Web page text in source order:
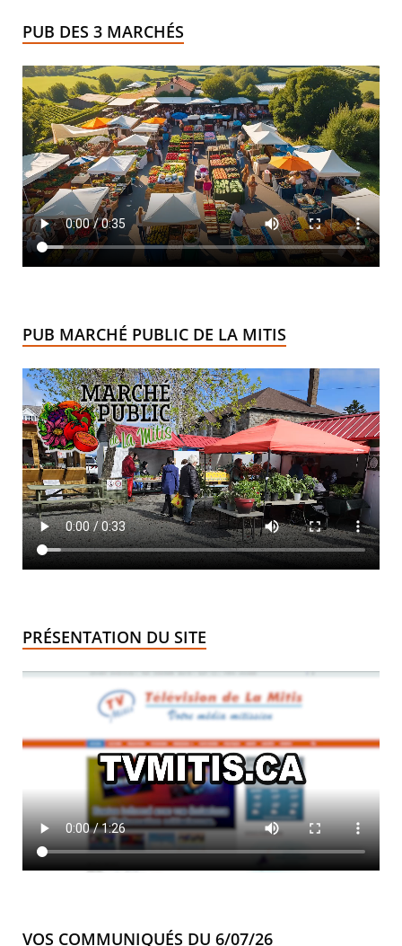
PUB DES 3 MARCHÉS
PUB MARCHÉ PUBLIC DE LA MITIS
PRÉSENTATION DU SITE
VOS COMMUNIQUÉS DU 6/07/26